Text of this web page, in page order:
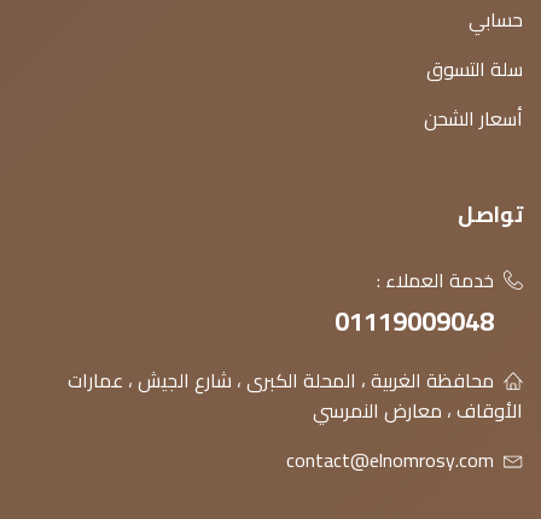
حسابي
سلة التسوق
أسعار الشحن
تواصل
خدمة العملاء :
01119009048
محافظة الغربية ، المحلة الكبرى ، شارع الجيش ، عمارات
الأوقاف ، معارض النمرسي
contact@elnomrosy.com